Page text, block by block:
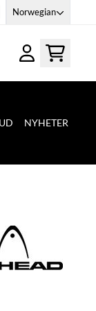
Norwegian
NYHETER